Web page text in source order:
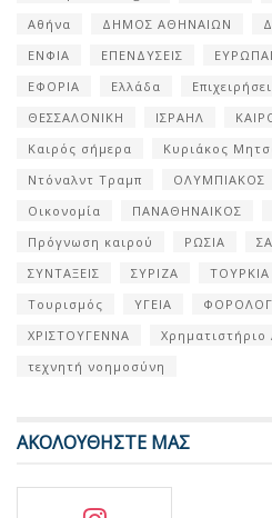
Αθήνα
ΔΗΜΟΣ ΑΘΗΝΑΙΩΝ
ΕΝΦΙΑ
ΕΠΕΝΔΥΣΕΙΣ
ΕΦΟΡΙΑ
Ελλάδα
ΘΕΣΣΑΛΟΝΙΚΗ
ΙΣΡΑΗΛ
Καιρός σήμερα
Κυριάκος
Ντόναλντ Τραμπ
ΟΛΥΜΠΙΑΚΟΣ
Οικονομία
ΠΑΝΑΘΗΝΑΙΚΟΣ
Πρόγνωση καιρού
ΡΩΣΙΑ
ΣΥΝΤΑΞΕΙΣ
ΣΥΡΙΖΑ ΤΟΥΡΚΙΑ
Τουρισμός
ΥΓΕΙΑ
ΧΡΙΣΤΟΥΓΕΝΝΑ
τεχνητή νοημοσύνη
ΑΚΟΛΟΥΘΗΣΤΕ ΜΑΣ